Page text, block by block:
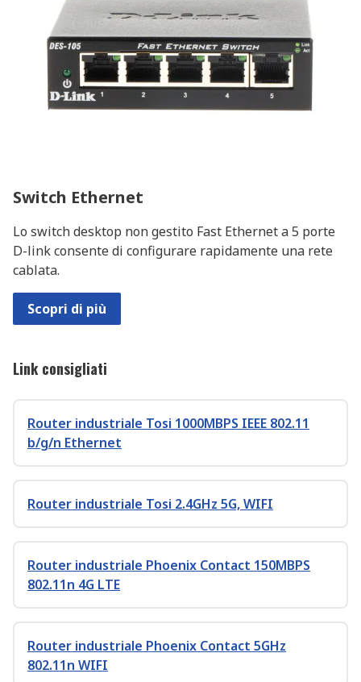
Switch Ethernet
Lo switch desktop non gestito Fast Ethernet a 5 porte
D-link consente di configurare rapidamente una rete
cablata.
Scopri di più
Link consigliati
Router industriale Tosi 1000MBPS IEEE 802.11
b/g/n Ethernet
Router industriale Tosi 2.4GHz 5G, WIFI
Router industriale Phoenix Contact 150MBPS
802.11n 4G LTE
Router industriale Phoenix Contact 5GHz
802.11n WIFI